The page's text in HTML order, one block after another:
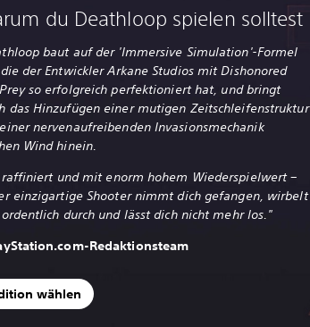
du Deathloop spielen solltest
baut auf der 'Immersive Simulation'-Formel
der Entwickler Arkane Studios mit Dishonored
so erfolgreich perfektioniert hat, und bringt
das Hinzufügen einer mutigen Zeitschleifenstruktur
nervenaufreibenden Invasionsmechanik
Wind hinein.
und mit enorm hohem Wiederspielwert –
einzigartige Shooter nimmt dich gefangen, wirbelt
durch und lässt dich nicht mehr los."
Redaktionsteam
wählen